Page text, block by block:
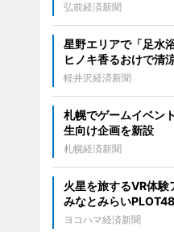
弘前経済新聞
星野エリアで「足水
ヒノキ香るおけで清
軽井沢経済新聞
札幌でゲームイベ
生向け企画を新設
札幌経済新聞
火星を旅するVR体
みなとみらい
ヨコハマ経済新聞